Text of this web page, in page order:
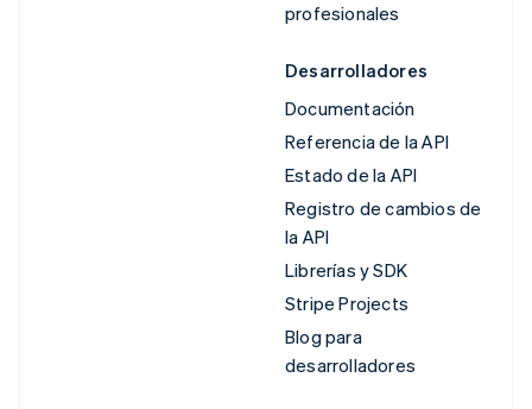
profesionales
Desarrolladores
Documentación
Referencia de la API
Estado de la API
Registro de cambios de
la API
Librerías y SDK
Stripe Projects
Blog para
desarrolladores